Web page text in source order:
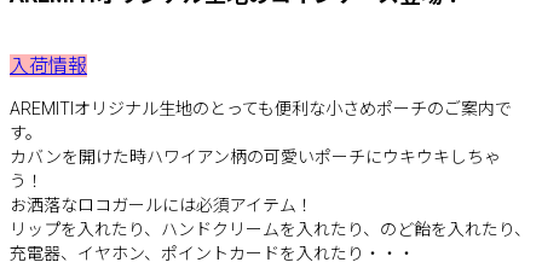
入荷情報
AREMITIオリジナル生地のとっても便利な小さめポーチのご案内で
す。
カバンを開けた時ハワイアン柄の可愛いポーチにウキウキしちゃ
う！
お洒落なロコガールには必須アイテム！
リップを入れたり、ハンドクリームを入れたり、のど飴を入れたり、
充電器、イヤホン、ポイントカードを入れたり・・・